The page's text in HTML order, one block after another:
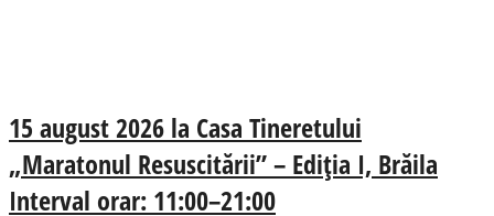
15 august 2026 la Casa Tineretului
„Maratonul Resuscitării” – Ediția I, Brăila
Interval orar: 11:00–21:00